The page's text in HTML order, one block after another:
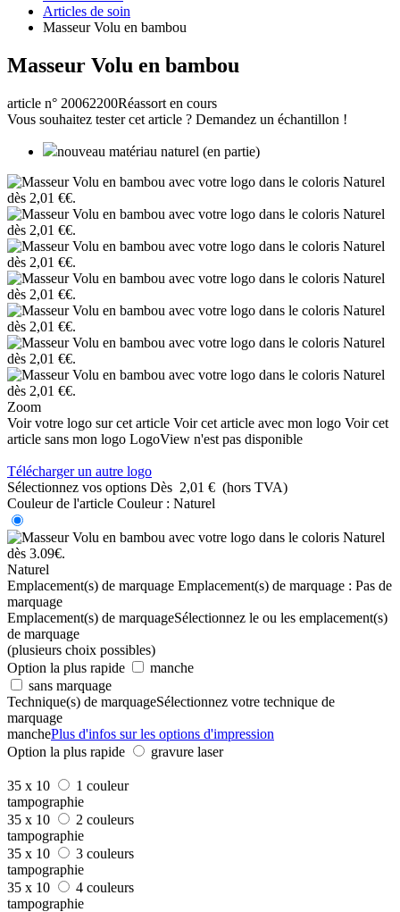
Articles de soin
Masseur Volu en bambou
Masseur Volu en bambou
article n° 20062200Réassort en cours
Vous souhaitez tester cet article ? Demandez un échantillon !
nouveau matériau naturel (en partie)
Zoom
Voir votre logo sur cet article Voir cet article avec mon logo Voir cet
article sans mon logo LogoView n'est pas disponible
Télécharger un autre logo
Sélectionnez vos options Dès 2,01 € (hors TVA)
Couleur de l'article Couleur : Naturel
Naturel
Emplacement(s) de marquage Emplacement(s) de marquage : Pas de
marquage
Emplacement(s) de marquageSélectionnez le ou les emplacement(s)
de marquage
(plusieurs choix possibles)
Option la plus rapide
manche
sans marquage
Technique(s) de marquageSélectionnez votre technique de
marquage
manchePlus d'infos sur les options d'impression
Option la plus rapide
gravure laser
35 x 10
1 couleur
tampographie
35 x 10
2 couleurs
tampographie
35 x 10
3 couleurs
tampographie
35 x 10
4 couleurs
tampographie